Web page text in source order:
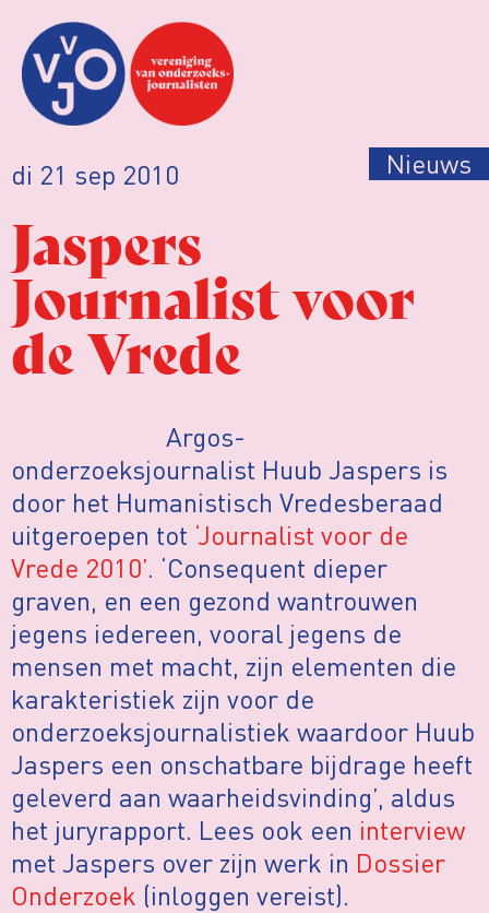
di 21 sep 2010 Nieuws
Jaspers
Journalist voor
de Vrede
Argos-
onderzoeksjournalist Huub Jaspers is
door het Humanistisch Vredesberaad
uitgeroepen tot ‘Journalist voor de
Vrede 2010’. ‘Consequent dieper
graven, en een gezond wantrouwen
jegens iedereen, vooral jegens de
mensen met macht, zijn elementen die
karakteristiek zijn voor de
onderzoeksjournalistiek waardoor Huub
Jaspers een onschatbare bijdrage heeft
geleverd aan waarheidsvinding’, aldus
het juryrapport. Lees ook een interview
met Jaspers over zijn werk in Dossier
Onderzoek (inloggen vereist).